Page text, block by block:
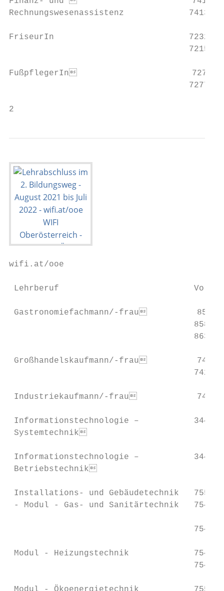
Rechnungswesenassistenz             7413P
FriseurIn                           7232P
7215P
FußpflegerIn                       7276P    	Informationsveranstaltung Fußpflege                                      18
7277P
2
wifi.at/ooe
Lehrberuf
Gastronomiefachmann/-frau
Großhandelskaufmann/-frau
7427P
Industriekaufmann/-frau
Informationstechnologie –
Systemtechnik
Informationstechnologie –
Betriebstechnik
Installations- und Gebäudetechnik
- Modul - Gas- und Sanitärtechnik   7546P
Modul - Heizungstechnik